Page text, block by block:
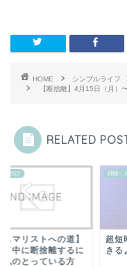
HOME シンプルライフ
【断捨離】4月15日（月）
RELATED
片付け
ニマリストへの道】
て中に断捨離するに
私のとっている方
掃除・
超短
きる